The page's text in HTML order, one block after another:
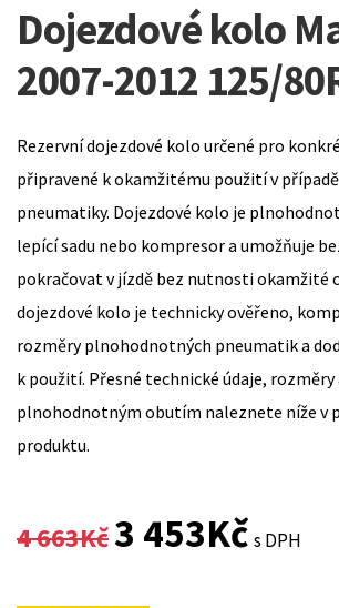
Dojezdové kolo
2007-2012 125/
Rezervní dojezdové kolo určené pro
připravené k okamžitému použití v
pneumatiky. Dojezdové kolo je
lepící sadu nebo kompresor a umožňuje
pokračovat v jízdě bez nutnosti okamžité
dojezdové kolo je technicky ověřeno,
rozměry plnohodnotných pneumatik a
k použití. Přesné technické údaje,
plnohodnotným obutím naleznete níže v
produktu.
4 663Kč
Original
3 453KčCurrent
s DPH